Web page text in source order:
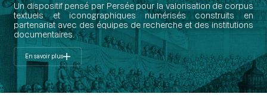
Un dispositif pensé par Persée pour la valorisation de corpus
textuels et iconographiques numérisés construits en
partenariat avec des équipes de recherche et des institutions
documentaires.
En savoir plus